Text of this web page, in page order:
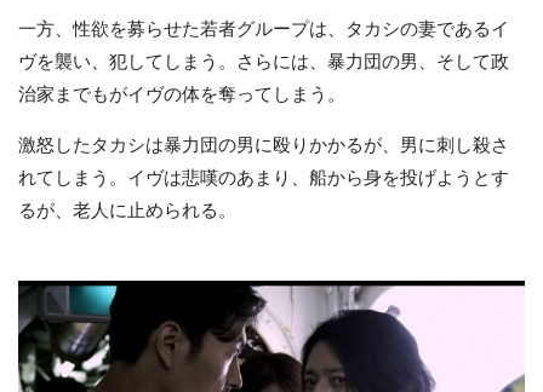
一方、性欲を募らせた若者グループは、タカシの妻であるイ
ヴを襲い、犯してしまう。さらには、暴力団の男、そして政
治家までもがイヴの体を奪ってしまう。
激怒したタカシは暴力団の男に殴りかかるが、男に刺し殺さ
れてしまう。イヴは悲嘆のあまり、船から身を投げようとす
るが、老人に止められる。